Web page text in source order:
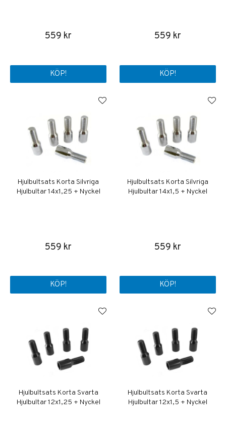
559 kr
KÖP!
559 kr
KÖP!
Hjulbultsats Korta Silvriga
Hjulbultar 14x1,25 + Nyckel
559 kr
KÖP!
Hjulbultsats Korta Silvriga
Hjulbultar 14x1,5 + Nyckel
559 kr
KÖP!
Hjulbultsats Korta Svarta
Hjulbultar 12x1,25 + Nyckel
Hjulbultsats Korta Svarta
Hjulbultar 12x1,5 + Nyckel